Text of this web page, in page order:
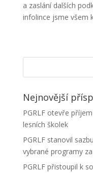
a zaslání dalších
infolince jsme všem
Nejnovější
PGRLF otevře
lesních školek
PGRLF stanovil
vybrané programy
PGRLF přistoupil k